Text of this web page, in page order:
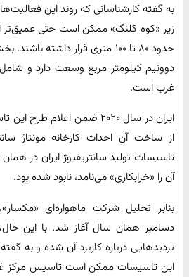
به گفته کارشناسانی که روند این فعالیت‌ها
زیر «کوه کلنگ» ممکن است حتی عمیق‌تر
حدود ۸۰ تا ۱۰۰ متری قرار
دوونیم کیلومتر مربع وسعت دارد و
غرب است.
ایران در سال ۲۰۲۰ ضمن
از ساخت آن احداث کارخانه مونتاژ
تاسیسات تولید سانتریفیوژ ایران در
آن را «خرابکاری» می‌نامد، نابود شده بود.
بنابر تحلیل شرکت ماهواره‌ای
دسامبر همان سال آغاز شد. با این
تردیدهایی درباره کاربرد آن شده و به
این تاسیسات ممکن است تاسیس مرکز